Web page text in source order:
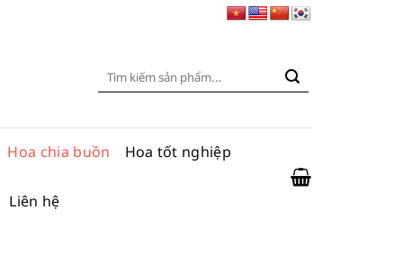
Tìm
Hoa chia buồn Hoa tốt nghiệp
Liên hệ